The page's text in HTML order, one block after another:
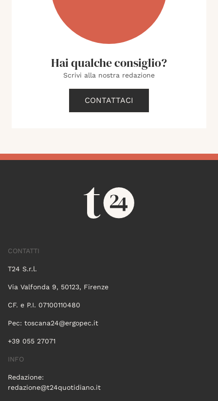
Hai qualche consiglio?
Scrivi alla nostra redazione
CONTATTACI
CONTATTI
T24 S.r.l.
Via Valfonda 9, 50123, Firenze
CF. e P.I. 07100110480
Pec: toscana24@ergopec.it
+39 055 27071
INFO
Redazione:
redazione@t24quotidiano.it